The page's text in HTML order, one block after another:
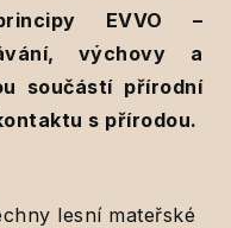
EVVO –
výchovy a
součástí přírodní
s přírodou.
lesní mateřské